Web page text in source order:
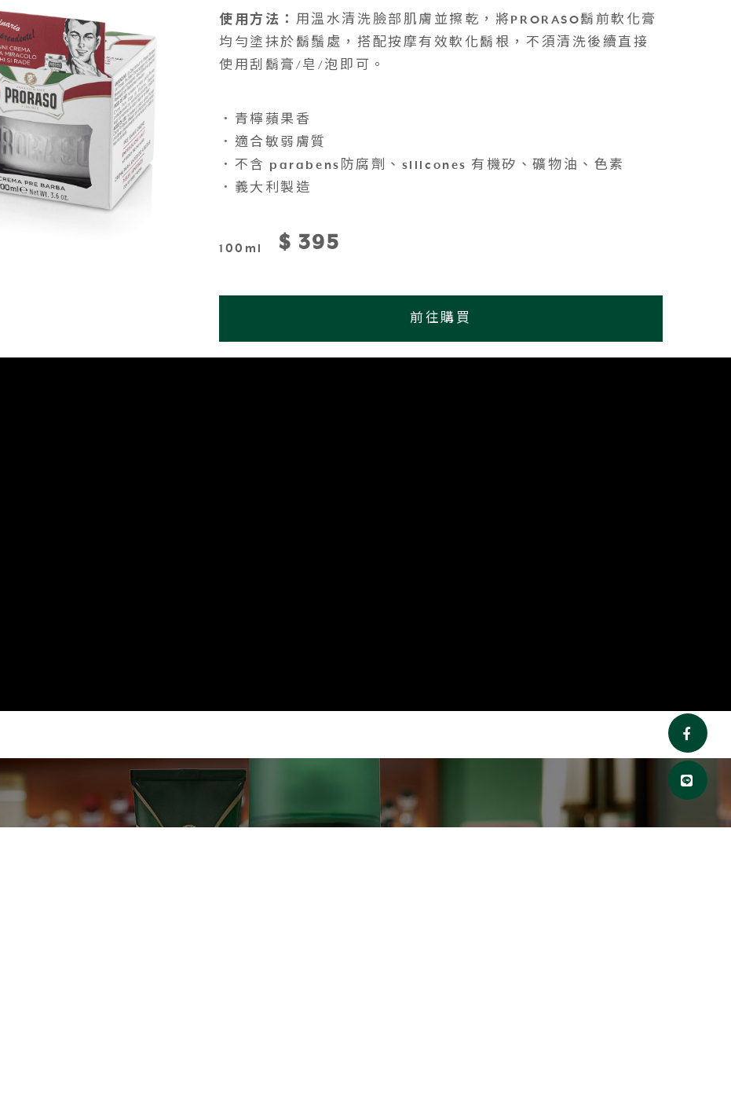
使用方法： 用溫水清洗臉部肌膚並擦乾，將PRORASO鬍前軟化膏
均勻塗抹於鬍鬚處，搭配按摩有效軟化鬍根，不須清洗後續直接
使用刮鬍膏/皂/泡即可。
．青檸蘋果香
．適合敏弱膚質
．不含 parabens防腐劑、silicones 有機矽、礦物油、色素
．義大利製造
100ml $ 395
前往購買